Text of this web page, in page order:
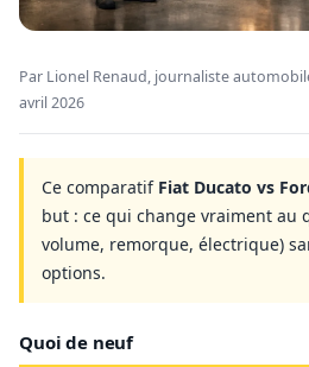
Par Lionel Renaud, journaliste
avril 2026
Ce comparatif Fiat Ducato vs
but : ce qui change vraiment au
volume, remorque, électrique)
options.
Quoi de neuf